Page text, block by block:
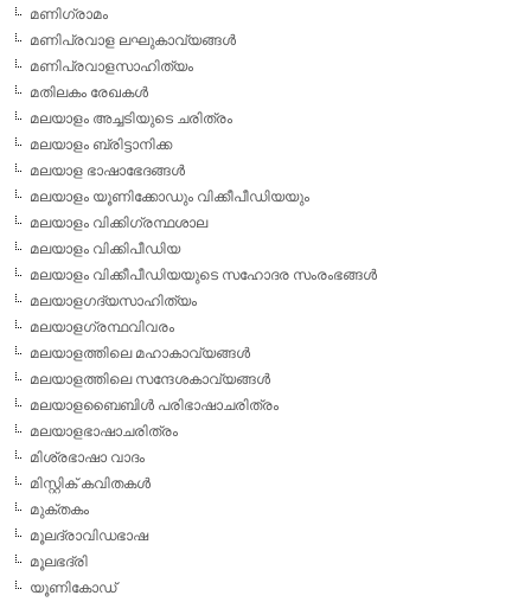
മണിഗ്രാമം
മണിപ്രവാള ലഘുകാവ്യങ്ങള്‍
മണിപ്രവാളസാഹിത്യം
മതിലകം രേഖകള്‍
മലയാളം അച്ചടിയുടെ ചരിത്രം
മലയാളം ബ്രിട്ടാനിക്ക
മലയാള ഭാഷാഭേദങ്ങള്‍
മലയാളം യൂണിക്കോഡും വിക്കീപീഡിയയും
മലയാളം വിക്കിഗ്രന്ഥശാല
മലയാളം വിക്കിപീഡിയ
മലയാളം വിക്കീപീഡിയയുടെ സഹോദര സംരംഭങ്ങള്‍
മലയാളഗദ്യസാഹിത്യം
മലയാളഗ്രന്ഥവിവരം
മലയാളത്തിലെ മഹാകാവ്യങ്ങള്‍
മലയാളത്തിലെ സന്ദേശകാവ്യങ്ങള്‍
മലയാളബൈബിള്‍ പരിഭാഷാചരിത്രം
മലയാളഭാഷാചരിത്രം
മിശ്രഭാഷാ വാദം
മിസ്റ്റിക് കവിതകള്‍
മുക്തകം
മൂലദ്രാവിഡഭാഷ
മൂലഭദ്രി
യൂണികോഡ്